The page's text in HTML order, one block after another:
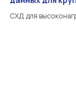
СХД для